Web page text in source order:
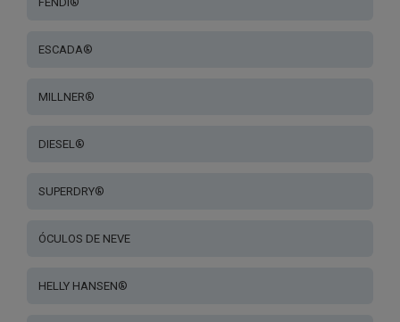
ESCADA®
MILLNER®
DIESEL®
SUPERDRY®
ÓCULOS DE NEVE
HELLY HANSEN®